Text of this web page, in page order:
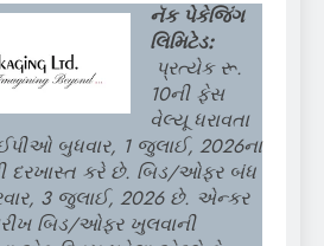
નૅક પેકેજિંગ
લિમિટેડ:
પ્રત્યેક રૂ.
10ની ફેસ
વેલ્યૂ ધરાવતા
બુધવાર, 1 જુલાઈ, 2026ના
દરખાસ્ત કરે છે. બિડ/ઓફર બંધ
3 જુલાઈ, 2026 છે. એન્કર
બિડ/ઓફર ખુલવાની